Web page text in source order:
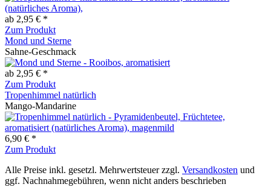
ab 2,95 € *
Zum Produkt
Mond und Sterne
Sahne-Geschmack
ab 2,95 € *
Zum Produkt
Tropenhimmel natürlich
Mango-Mandarine
6,90 € *
Zum Produkt
Alle Preise inkl. gesetzl. Mehrwertsteuer zzgl. Versandkosten und
ggf. Nachnahmegebühren, wenn nicht anders beschrieben